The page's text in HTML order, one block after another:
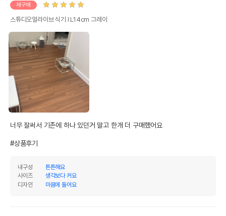
재구매
스튜디오얼라이브 식기 Ⅰ L14cm 그레이
너무 잘써서 기존에 하나 있던거 말고 한개 더 구매했어요
#상품후기
내구성
튼튼해요
사이즈
생각보다 커요
디자인
마음에 들어요